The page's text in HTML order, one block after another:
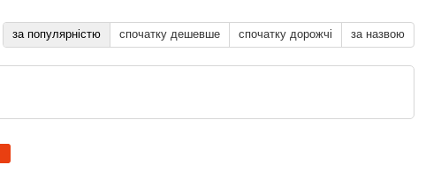
за популярністю спочатку дешевше спочатку дорожчі за назвою